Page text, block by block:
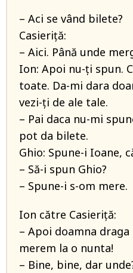
– Aci se vând bilete?
Casieriță:
– Aici. Până unde
Ion: Apoi nu-ți spun.
toate. Da-mi dara
vezi-ți de ale tale.
– Pai daca nu-mi
pot da bilete.
Ghio: Spune-i Ioane,
– Să-i spun Ghio?
– Spune-i s-om mere.
Ion către Casieriță:
– Apoi doamna
merem la o nunta!
– Bine, bine, dar